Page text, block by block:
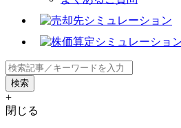
+
閉じる